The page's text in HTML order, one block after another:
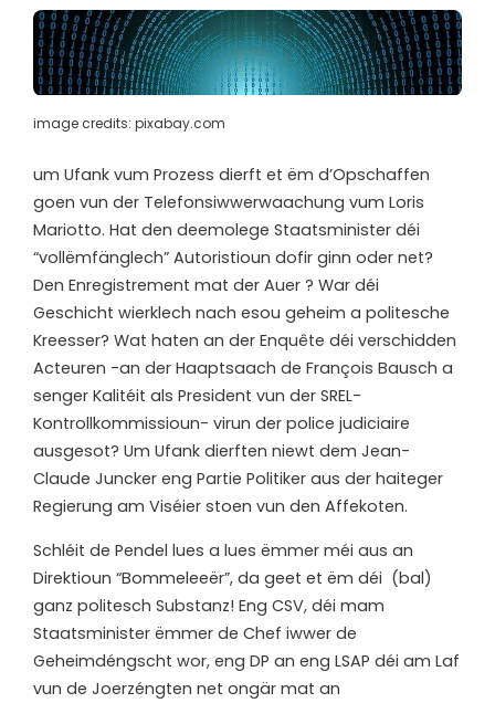
image credits: pixabay.com
um Ufank vum Prozess dierft et ëm d’Opschaffen
goen vun der Telefonsiwwerwaachung vum Loris
Mariotto. Hat den deemolege Staatsminister déi
“vollëmfänglech” Autoristioun dofir ginn oder net?
Den Enregistrement mat der Auer ? War déi
Geschicht wierklech nach esou geheim a politesche
Kreesser? Wat haten an der Enquête déi verschidden
Acteuren -an der Haaptsaach de François Bausch a
senger Kalitéit als President vun der SREL-
Kontrollkommissioun- virun der police judiciaire
ausgesot? Um Ufank dierften niewt dem Jean-
Claude Juncker eng Partie Politiker aus der haiteger
Regierung am Viséier stoen vun den Affekoten.
Schléit de Pendel lues a lues ëmmer méi aus an
Direktioun “Bommeleeër”, da geet et ëm déi (bal)
ganz politesch Substanz! Eng CSV, déi mam
Staatsminister ëmmer de Chef iwwer de
Geheimdéngscht wor, eng DP an eng LSAP déi am Laf
vun de Joerzéngten net ongär mat an